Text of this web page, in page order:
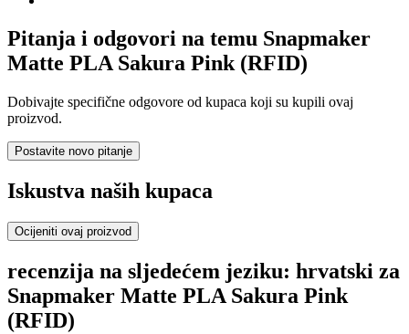
Pitanja i odgovori na temu Snapmaker
Matte PLA Sakura Pink (RFID)
Dobivajte specifične odgovore od kupaca koji su kupili ovaj
proizvod.
Postavite novo pitanje
Iskustva naših kupaca
Ocijeniti ovaj proizvod
recenzija na sljedećem jeziku: hrvatski za
Snapmaker Matte PLA Sakura Pink
(RFID)